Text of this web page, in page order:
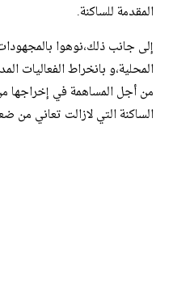
المقدمة للساكنة.
إلى جانب ذلك،نوهوا
المحلية،و بانخراط الفعاليات
من أجل المساهمة في إخراجها
الساكنة التي لازالت تعاني من